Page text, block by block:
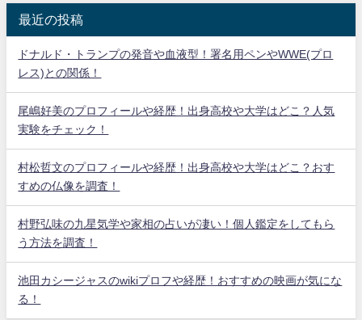
最近の投稿
ドナルド・トランプの発音や血液型！署名用ペンやWWE(プロ
レス)との関係！
尾嶋好美のプロフィールや経歴！出身高校や大学はどこ？人気
実験をチェック！
村松哲文のプロフィールや経歴！出身高校や大学はどこ？おす
すめの仏像を調査！
村野弘味の九星気学や家相の占いが凄い！個人鑑定をしてもら
う方法を調査！
池田カシージャスのwikiプロフや経歴！おすすめの映画が気にな
る！